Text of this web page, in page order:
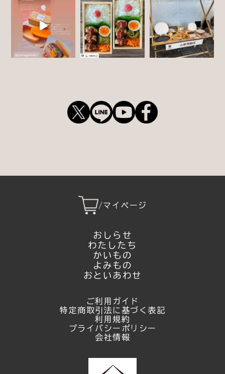
/マイページ
おしらせ
わたしたち
かいもの
よみもの
おといあわせ
ご利用ガイド
特定商取引法に基づく表記
利用規約
プライバシーポリシー
会社情報